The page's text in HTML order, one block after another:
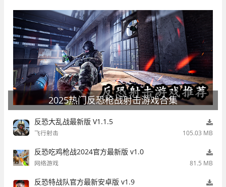
2025热门反恐枪战射击游戏合集
反恐大乱战最新版 V1.1.5
飞行射击 105.03 MB
反恐吃鸡枪战2024官方最新版 v1.0
网络游戏 81.5 MB
反恐特战队官方最新安卓版 v1.9